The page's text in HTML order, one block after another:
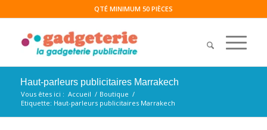
QTÉ MINIMUM 50 PIÈCES
Haut-parleurs publicitaires Marrakech
Vous êtes ici : Accueil / Boutique /
Etiquette: Haut-parleurs publicitaires Marrakech